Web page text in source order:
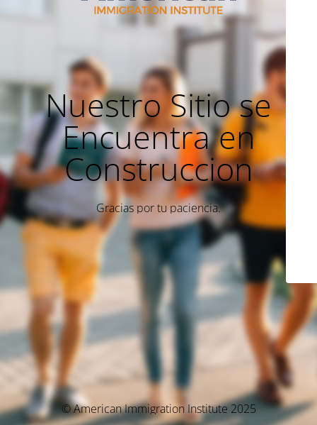
Nuestro Sitio se
Encuentra en
Construccion
Gracias por tu paciencia.
© American Immigration Institute 2025